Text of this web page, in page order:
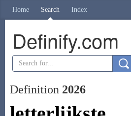
Home Search Index
Definify.com
Definition 2026